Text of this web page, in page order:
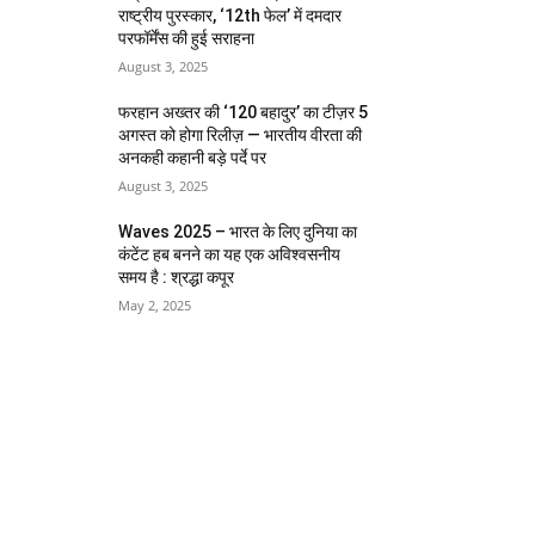
राष्ट्रीय पुरस्कार, ‘12th फेल’ में दमदार
परफॉर्मेंस की हुई सराहना
August 3, 2025
फरहान अख्तर की ‘120 बहादुर’ का टीज़र 5
अगस्त को होगा रिलीज़ — भारतीय वीरता की
अनकही कहानी बड़े पर्दे पर
August 3, 2025
Waves 2025 – भारत के लिए दुनिया का
कंटेंट हब बनने का यह एक अविश्वसनीय
समय है : श्रद्धा कपूर
May 2, 2025